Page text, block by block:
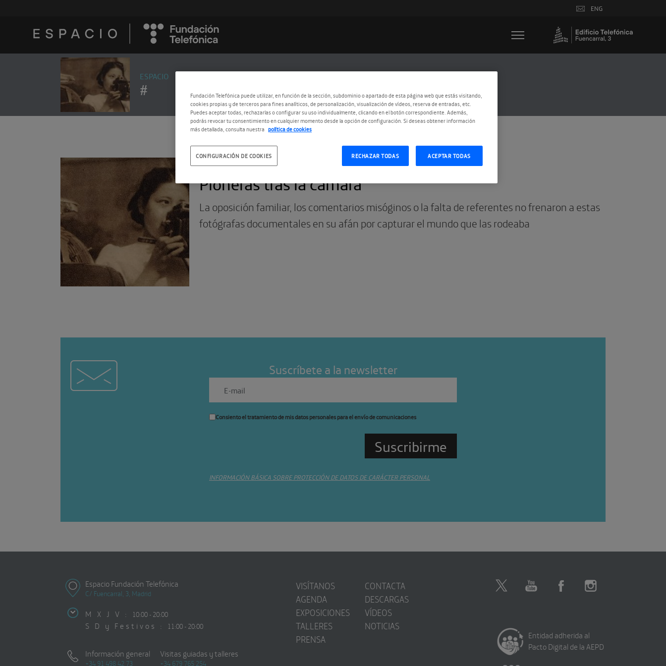
ENG
ESPACIO
#
15.09.2016
Pioneras tras la cámara
La oposición familiar, los comentarios misóginos o la falta de referentes no frenaron a estas
fotógrafas documentales en su afán por capturar el mundo que las rodeaba
Suscríbete a la newsletter
Consiento el tratamiento de mis datos personales para el envío de comunicaciones
INFORMACIÓN BÁSICA SOBRE PROTECCIÓN DE DATOS DE CARÁCTER PERSONAL
Espacio Fundación Telefónica
C/ Fuencarral, 3, Madrid
M X J V : 10:00 - 20:00
S D y Festivos : 11:00 - 20:00
Información general
+34 91 498 42 73
Visitas guiadas y talleres
+34 679 765 254
VISÍTANOS
AGENDA
EXPOSICIONES
TALLERES
PRENSA
CONTACTA
DESCARGAS
VÍDEOS
NOTICIAS
Entidad adherida al
Pacto Digital de la AEPD
Fundación Telefónica puede utilizar, en función de la sección, subdominio o apartado de esta página web que estás visitando,
cookies propias y de terceros para fines analíticos, de personalización, visualización de vídeos, reserva de entradas, etc.
Puedes aceptar todas, rechazarlas o configurar su uso individualmente, clicando en el botón correspondiente. Además,
podrás revocar tu consentimiento en cualquier momento desde la opción de configuración. Si deseas obtener información
más detallada, consulta nuestra política de cookies
RECHAZAR TODAS ACEPTAR TODAS
CONFIGURACIÓN DE COOKIES